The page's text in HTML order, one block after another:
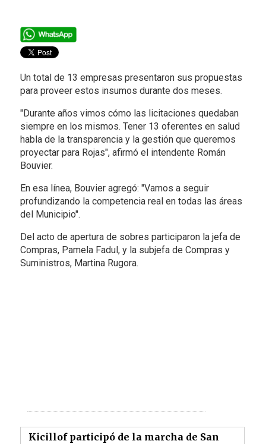
Un total de 13 empresas presentaron sus propuestas
para proveer estos insumos durante dos meses.
"Durante años vimos cómo las licitaciones quedaban
siempre en los mismos. Tener 13 oferentes en salud
habla de la transparencia y la gestión que queremos
proyectar para Rojas", afirmó el intendente Román
Bouvier.
En esa línea, Bouvier agregó: "Vamos a seguir
profundizando la competencia real en todas las áreas
del Municipio".
Del acto de apertura de sobres participaron la jefa de
Compras, Pamela Fadul, y la subjefa de Compras y
Suministros, Martina Rugora.
Kicillof participó de la marcha de San